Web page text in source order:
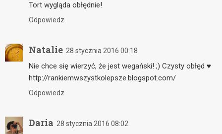
Tort wygląda obłędnie!
Odpowiedz
Natalie 28 stycznia 2016 00:18
Nie chce się wierzyć, że jest wegański! ;) Czysty obłęd ♥
http://rankiemwszystkolepsze.blogspot.com/
Odpowiedz
Daria 28 stycznia 2016 08:02